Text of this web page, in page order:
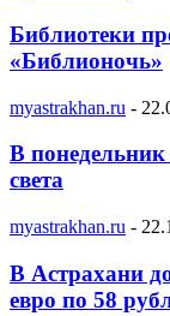
Библиотеки
«Библионочь»
myastrakhan.ru -
В понедельник
света
myastrakhan.ru -
В Астрахани
евро по 58